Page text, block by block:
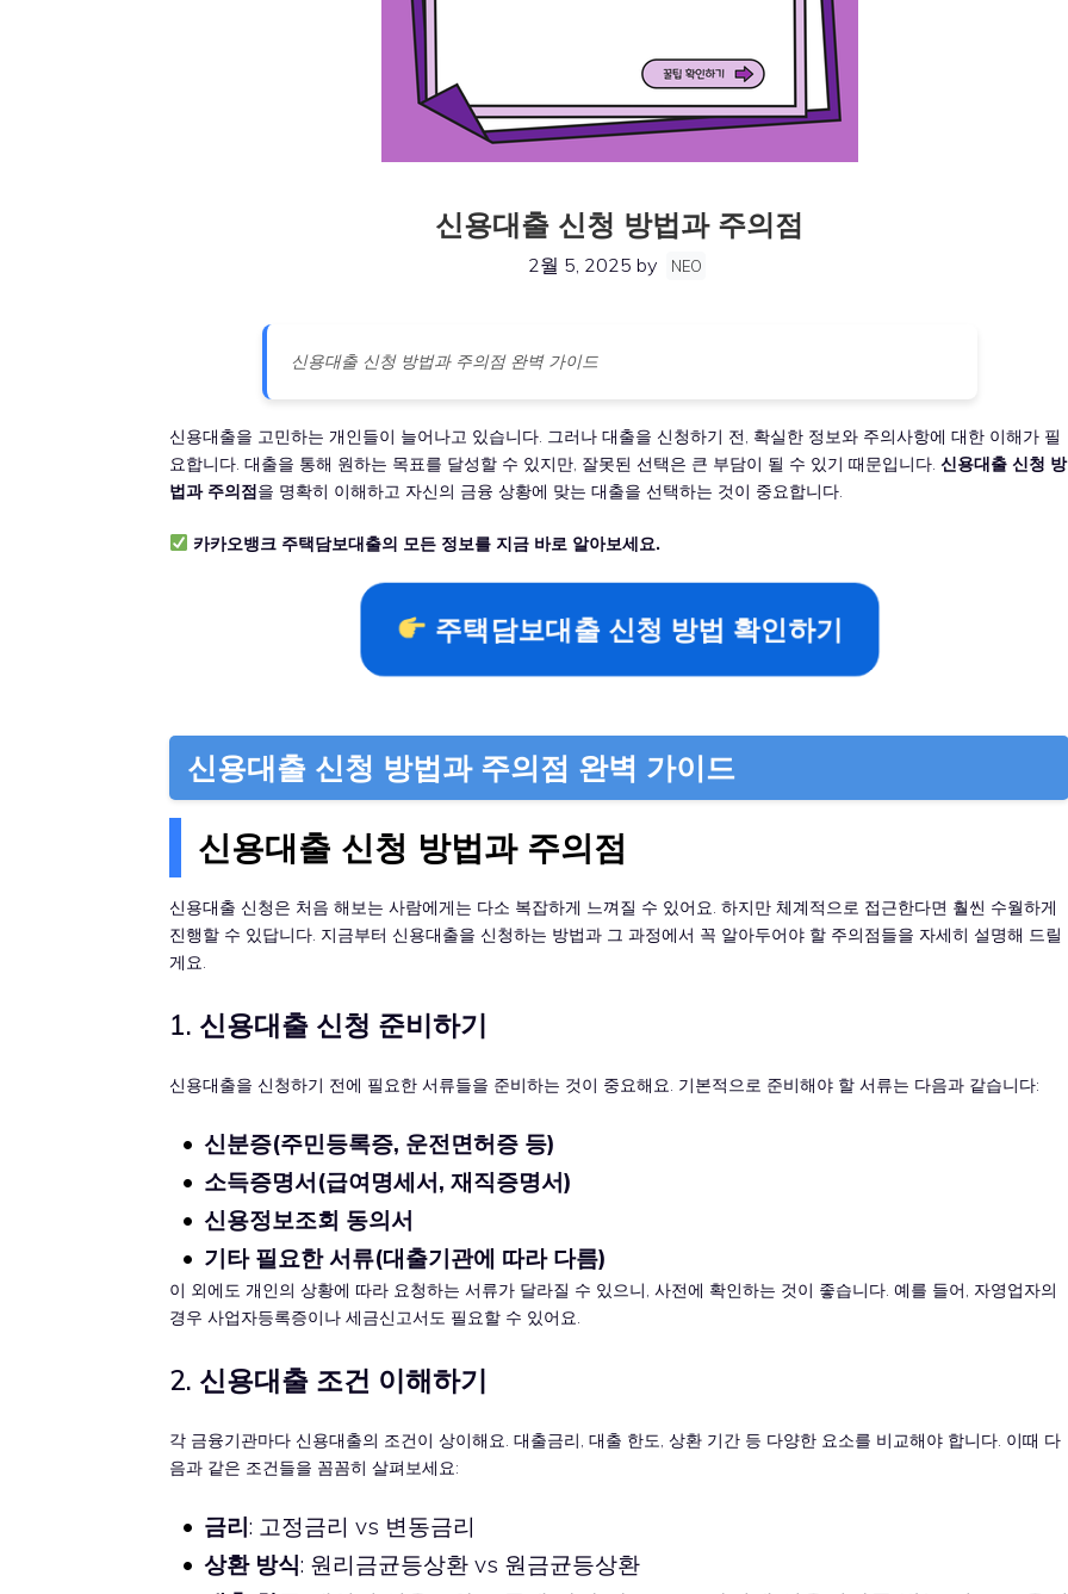
신용대출 신청 방법과 주의점
2월 5, 2025 by NEO
신용대출 신청 방법과 주의점 완벽 가이드
신용대출을 고민하는 개인들이 늘어나고 있습니다. 그러나 대출을 신청하기 전, 확실한 정보와 주의사항에 대한 이해가 필
요합니다. 대출을 통해 원하는 목표를 달성할 수 있지만, 잘못된 선택은 큰 부담이 될 수 있기 때문입니다. 신용대출 신청 방
법과 주의점을 명확히 이해하고 자신의 금융 상황에 맞는 대출을 선택하는 것이 중요합니다.
카카오뱅크 주택담보대출의 모든 정보를 지금 바로 알아보세요.
주택담보대출 신청 방법 확인하기
신용대출 신청 방법과 주의점 완벽 가이드
신용대출 신청 방법과 주의점
신용대출 신청은 처음 해보는 사람에게는 다소 복잡하게 느껴질 수 있어요. 하지만 체계적으로 접근한다면 훨씬 수월하게
진행할 수 있답니다. 지금부터 신용대출을 신청하는 방법과 그 과정에서 꼭 알아두어야 할 주의점들을 자세히 설명해 드릴
게요.
1. 신용대출 신청 준비하기
신용대출을 신청하기 전에 필요한 서류들을 준비하는 것이 중요해요. 기본적으로 준비해야 할 서류는 다음과 같습니다:
신분증(주민등록증, 운전면허증 등)
소득증명서(급여명세서, 재직증명서)
신용정보조회 동의서
기타 필요한 서류(대출기관에 따라 다름)
이 외에도 개인의 상황에 따라 요청하는 서류가 달라질 수 있으니, 사전에 확인하는 것이 좋습니다. 예를 들어, 자영업자의
경우 사업자등록증이나 세금신고서도 필요할 수 있어요.
2. 신용대출 조건 이해하기
각 금융기관마다 신용대출의 조건이 상이해요. 대출금리, 대출 한도, 상환 기간 등 다양한 요소를 비교해야 합니다. 이때 다
음과 같은 조건들을 꼼꼼히 살펴보세요:
금리: 고정금리 vs 변동금리
상환 방식: 원리금균등상환 vs 원금균등상환